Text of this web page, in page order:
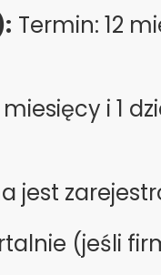
Termin: 12
i 1
jest
(jeśli